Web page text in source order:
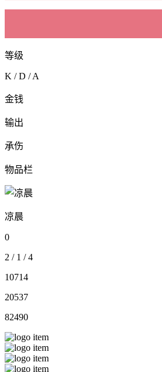
等级
K / D / A
金钱
输出
承伤
物品栏
凉晨
0
2 /1 /4
10714
20537
82490